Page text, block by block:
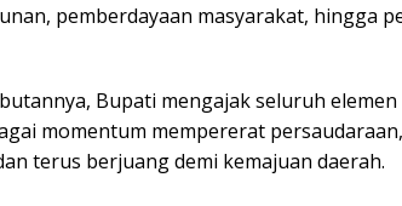
pemberdayaan masyarakat, hingga
Bupati mengajak seluruh
momentum mempererat
terus berjuang demi kemajuan daerah.